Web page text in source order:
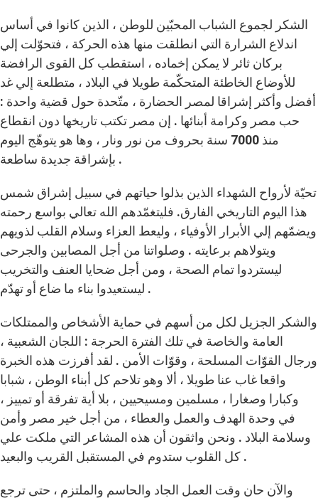
الشكر لجموع الشباب المحبّين للوطن ، الذين كانوا في أساس
اندلاع الشرارة التي انطلقت منها هذه الحركة ، فتحوّلت إلي
بركان ثائر لا يمكن إخماده ، استقطب كل القوى الرافضة
للأوضاع الخاطئة المتحكّمة طويلا في البلاد ، متطلعة إلي غد
أفضل وأكثر إشراقا لمصر الحضارة ، متّحدة حول قضية واحدة :
حب مصر وكرامة أبنائها . إن مصر تكتب تاريخها دون انقطاع
منذ 7000 سنة بحروف من نور ونار ، وها هو يتوهّج اليوم
بإشراقة جديدة ساطعة .
تحيّة لأرواح الشهداء الذين بذلوا حياتهم في سبيل إشراق شمس
هذا اليوم التاريخي الفارق. فليتغمّدهم الله تعالي بواسع رحمته
ويضمّهم إلي الأبرار الأوفياء ، وليعط العزاء وسلام القلب لذويهم
ويتولاهم برعايته . وصلواتنا من أجل المصابين والجرحى
ليستردوا تمام الصحة ، ومن أجل ضحايا العنف والتخريب
ليستعيدوا بناء ما ضاع أو تهدّم .
والشكر الجزيل لكل من أسهم في حماية الأشخاص والممتلكات
العامة والخاصة في تلك الفترة الحرجة : اللجان الشعبية ،
ورجال القوّات المسلحة ، وقوّات الأمن . لقد أفرزت هذه الخبرة
واقعا غاب عنا طويلا ، ألا وهو تلاحم كل أبناء الوطن ، شبابا
وكبارا وصغارا ، مسلمين ومسيحيين ، بلا أية تفرقة أو تمييز ،
في وحدة الهدف والعمل والعطاء ، من أجل خير مصر وأمن
وسلامة البلاد . ونحن واثقون أن هذه المشاعر التي ملكت علي
كل القلوب ستدوم في المستقبل القريب والبعيد .
والآن حان وقت العمل الجاد والحاسم والملتزم ، حتى ترجع